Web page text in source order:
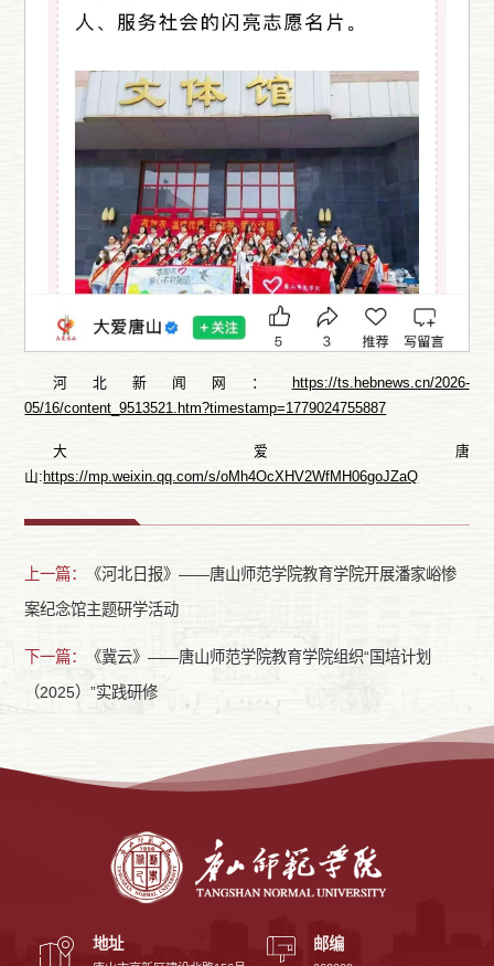
河北新闻网：
https://ts.hebnews.cn/2026-
05/16/content_9513521.htm?timestamp=1779024755887
大爱唐
山: https://mp.weixin.qq.com/s/oMh4OcXHV2WfMH06goJZaQ
上一篇：
《河北日报》——唐山师范学院教育学院开展潘家峪惨
案纪念馆主题研学活动
下一篇：
《冀云》——唐山师范学院教育学院组织“国培计划
（2025）”实践研修
地址 邮编